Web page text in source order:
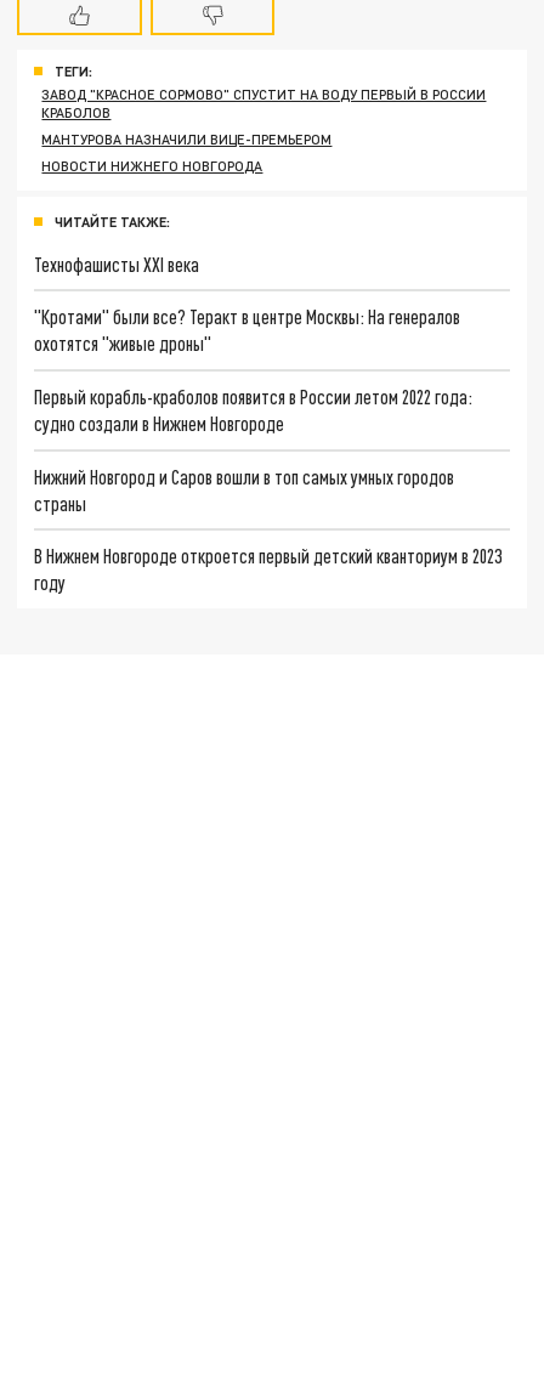
ТЕГИ:
ЗАВОД "КРАСНОЕ СОРМОВО" СПУСТИТ НА ВОДУ ПЕРВЫЙ В РОССИИ
КРАБОЛОВ
МАНТУРОВА НАЗНАЧИЛИ ВИЦЕ-ПРЕМЬЕРОМ
НОВОСТИ НИЖНЕГО НОВГОРОДА
ЧИТАЙТЕ ТАКЖЕ:
Технофашисты XXI века
"Кротами" были все? Теракт в центре Москвы: На генералов
охотятся "живые дроны"
Первый корабль-краболов появится в России летом 2022 года:
судно создали в Нижнем Новгороде
Нижний Новгород и Саров вошли в топ самых умных городов
страны
В Нижнем Новгороде откроется первый детский кванториум в 2023
году